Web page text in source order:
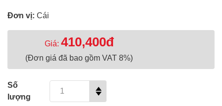
Đơn vị: Cái
Giá: 410,400đ
(Đơn giá đã bao gồm VAT 8%)
Số
lượng